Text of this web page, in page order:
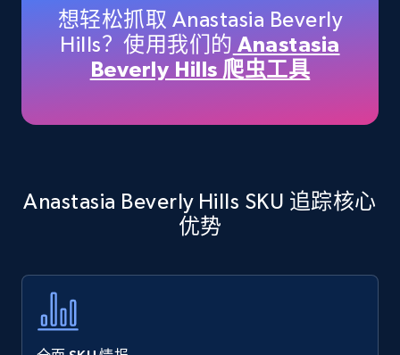
Title, Seller name, Brand, Description, Initial
price, Currency, Availability, Reviews count, and
more.
upc numbers
Title, Seller name, Brand, Description, Initial
more.
35.3K+
想轻松抓取 Anastasia Beverly
Hills？使用我们的 Anastasia
Beverly Hills 爬虫工具
Anastasia Beverly Hills SKU 追踪核心
优势